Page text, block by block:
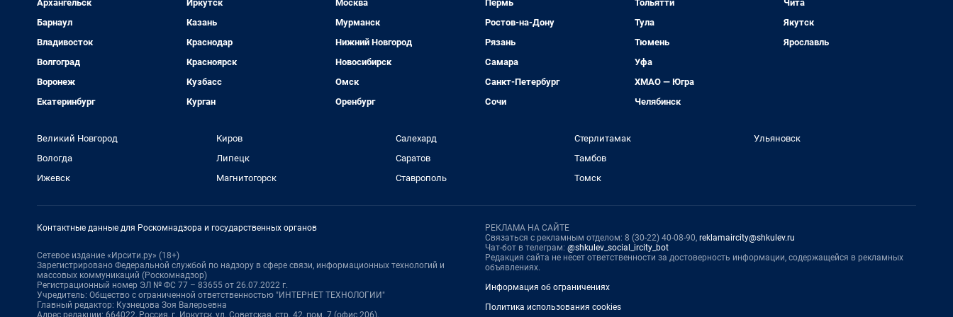
Архангельск
Барнаул
Владивосток
Волгоград
Воронеж
Екатеринбург
Иркутск
Казань
Краснодар
Красноярск
Кузбасс
Курган
Москва
Мурманск
Нижний Новгород
Новосибирск
Омск
Оренбург
Пермь
Ростов-на-Дону
Рязань
Самара
Санкт-Петербург
Сочи
Тольятти
Тула
Тюмень
Уфа
ХМАО — Югра
Челябинск
Чита
Якутск
Ярославль
Великий Новгород
Вологда
Ижевск
Киров
Липецк
Магнитогорск
Салехард
Саратов
Ставрополь
Стерлитамак
Тамбов
Томск
Ульяновск
Контактные данные для Роскомнадзора и государственных органов
Сетевое издание «Ирсити.ру» (18+)
Зарегистрировано Федеральной службой по надзору в сфере связи, информационных технологий и
массовых коммуникаций (Роскомнадзор)
Регистрационный номер ЭЛ № ФС 77 – 83655 от 26.07.2022 г.
Учредитель: Общество с ограниченной ответственностью "ИНТЕРНЕТ ТЕХНОЛОГИИ"
Главный редактор: Кузнецова Зоя Валерьевна
Адрес редакции: 664022, Россия, г. Иркутск, ул. Советская, стр. 42, пом. 7 (офис 206),
РЕКЛАМА НА САЙТЕ
Связаться с рекламным отделом: 8 (30-22) 40-08-90, reklamaircity@shkulev.ru
Чат-бот в телеграм: @shkulev_social_ircity_bot
Редакция сайта не несет ответственности за достоверность информации, содержащейся в рекламных
объявлениях.
Информация об ограничениях
Политика использования cookies